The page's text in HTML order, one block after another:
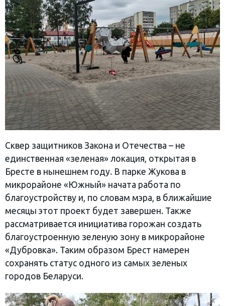
Сквер защитников Закона и Отечества – не
единственная «зеленая» локация, открытая в
Бресте в нынешнем году. В парке Жукова в
микрорайоне «Южный» начата работа по
благоустройству и, по словам мэра, в ближайшие
месяцы этот проект будет завершен. Также
рассматривается инициатива горожан создать
благоустроенную зеленую зону в микрорайоне
«Дубровка». Таким образом Брест намерен
сохранять статус одного из самых зеленых
городов Беларуси.